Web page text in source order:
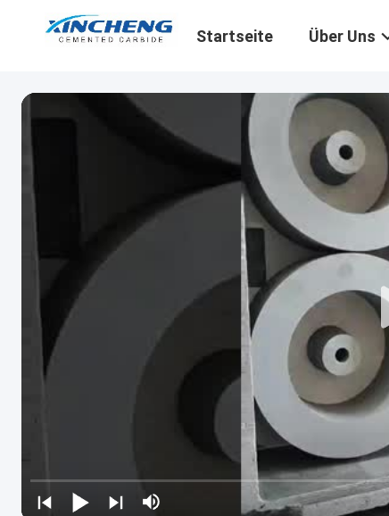
Startseite Über Uns